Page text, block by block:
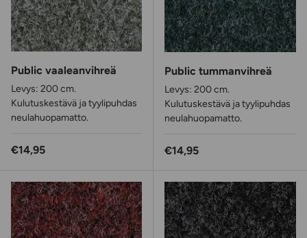
Public vaaleanvihreä
Levys: 200 cm.
Kulutuskestävä ja tyylipuhdas
neulahuopamatto.
Normaalihinta
€14,95
Public tummanvihreä
Levys: 200 cm.
Kulutuskestävä ja tyylipuhdas
neulahuopamatto.
Normaalihinta
€14,95